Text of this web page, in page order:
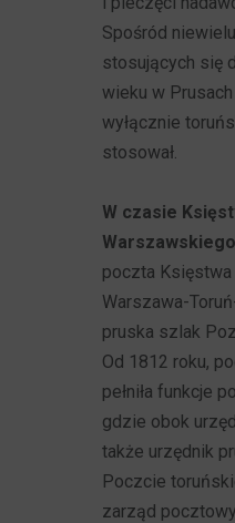
Spośród
stosujących się
wieku w
wyłącznie
stosował.
W czasie
Warszawskiego
poczta Księstwa
Warszawa-
pruska szlak
Od 1812 roku,
pełniła funkcje
gdzie obok
także urzędnik
Poczcie
zarząd